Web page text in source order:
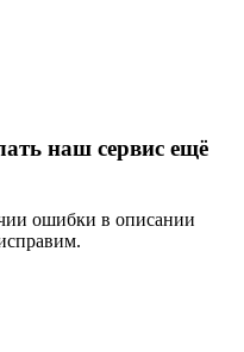
наш сервис ещё
ошибки в описании